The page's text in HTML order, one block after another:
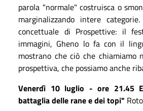
parola "normale" costruisca o
marginalizzando intere
concettuale di Prospettive: il
immagini, Gheno lo fa con il
mostrano che ciò che chiamiamo
prospettiva, che possiamo anche
Venerdì 10 luglio - ore 21.45
battaglia delle rane e dei topi"